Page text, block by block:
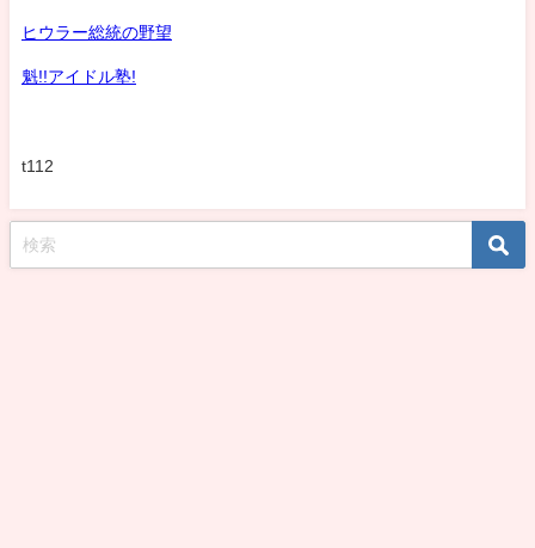
ヒウラー総統の野望
魁!!アイドル塾!
t112